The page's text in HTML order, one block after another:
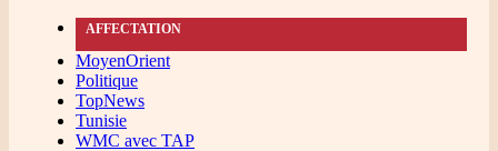
AFFECTATION
MoyenOrient
Politique
TopNews
Tunisie
WMC avec TAP